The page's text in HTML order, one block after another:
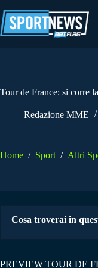
al
contenuto
Tour de France: si corre
Redazione MME
Home / Sport / Altri
Cosa troverai in
PREVIEW TOUR DE